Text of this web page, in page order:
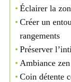
Éclairer la
Créer un
rangements
Préserver
Ambiance
Coin détente